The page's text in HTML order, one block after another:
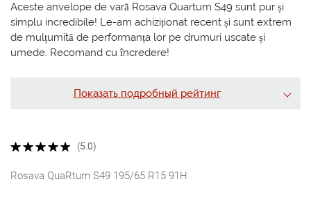
Aceste anvelope de vară Rosava Quartum S49 sunt pur și
simplu incredibile! Le-am achiziționat recent și sunt extrem
de mulțumită de performanța lor pe drumuri uscate și
umede. Recomand cu încredere!
Показать подробный рейтинг
(5.0)
Rosava QuaRtum S49 195/65 R15 91H